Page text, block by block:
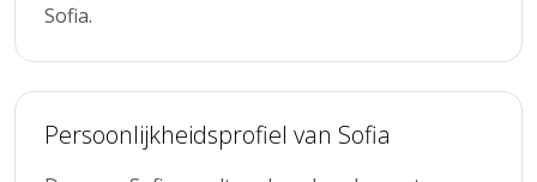
Sofia.
Persoonlijkheidsprofiel van Sofia